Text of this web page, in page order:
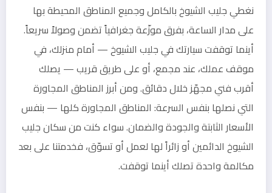
نغطي جليب الشيوخ بالكامل وجميع المناطق المحيطة بها
على مدار الساعة، بفرق موزّعة جغرافياً تضمن وصولاً سريعاً.
أينما توقفت سيارتك في جليب الشيوخ — أمام منزلك، في
موقف عملك، عند مجمع، أو على طريق قريب — يصلك
أقرب فني مجهّز خلال دقائق. ومن أبرز المناطق المجاورة
التي نصلها بنفس السرعة: المناطق المجاورة كلها — بنفس
الأسعار الثابتة والجودة والضمان. سواء كنت من سكان جليب
الشيوخ الدائمين أو زائراً لها لعمل أو تسوّق، فخدمتنا على بعد
مكالمة واحدة تصلك أينما توقفت.